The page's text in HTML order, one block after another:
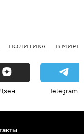
ПОЛИТИКА В МИРЕ
Telegram